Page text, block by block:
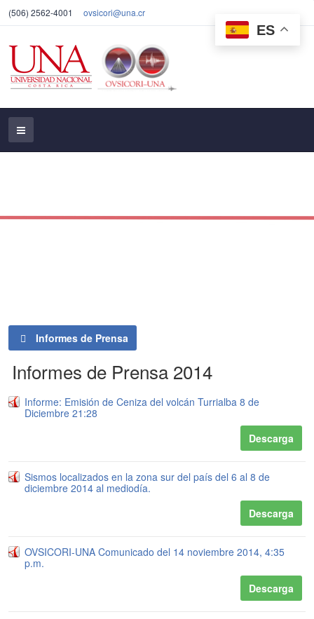
(506) 2562-4001 ovsicori@una.cr
ES
Informes de Prensa
Informes de Prensa 2014
Informe: Emisión de Ceniza del volcán Turrialba 8 de
Diciembre 21:28
Descarga
Sismos localizados en la zona sur del país del 6 al 8 de
diciembre 2014 al mediodía.
Descarga
OVSICORI-UNA Comunicado del 14 noviembre 2014, 4:35
p.m.
Descarga